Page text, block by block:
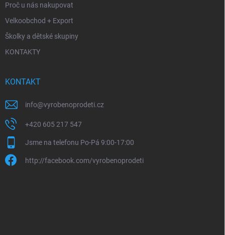
Proč u nás nakupovat
Velkoobchod + Export
Školky a dětské skupiny
KONTAKTY
KONTAKT
info@vyrobenoprodeti.cz
+420 605 217 547
Jsme na telefonu Po-Pá 9:00-17:00
http://facebook.com/vyrobenoprodeti